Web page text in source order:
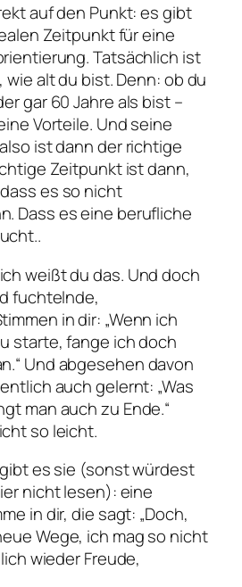
auf den Punkt: es gibt
Zeitpunkt für eine
Tatsächlich ist
alt du bist. Denn: ob du
gar 60 Jahre als bist –
Vorteile. Und seine
ist dann der richtige
Zeitpunkt ist dann,
es so nicht
Dass es eine berufliche
weißt du das. Und doch
fuchtelnde,
in dir: „Wenn ich
starte, fange ich doch
Und abgesehen davon
auch gelernt: „Was
man auch zu Ende.“
so leicht.
es sie (sonst würdest
nicht lesen): eine
in dir, die sagt: „Doch,
Wege, ich mag so nicht
wieder Freude,